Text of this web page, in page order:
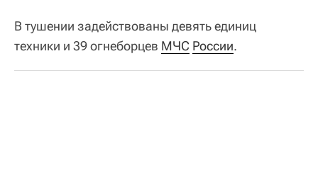
В тушении задействованы девять единиц
техники и 39 огнеборцев МЧС России.